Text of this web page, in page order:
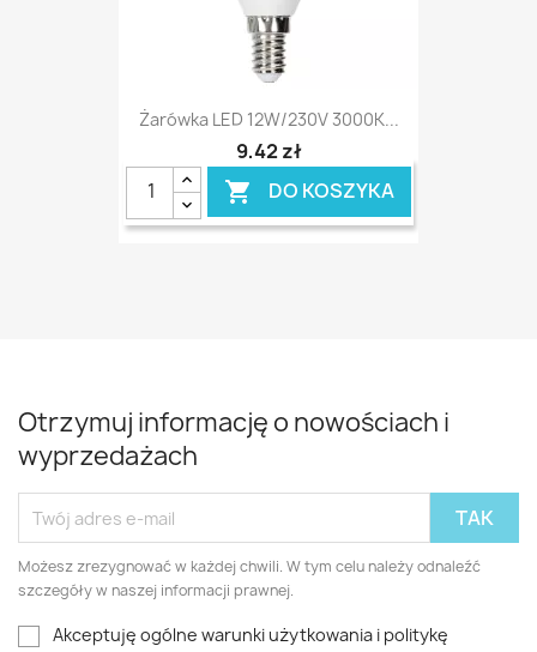
Żarówka LED 12W/230V 3000K...
9,42 zł
 DO KOSZYKA
Otrzymuj informację o nowościach i
wyprzedażach
Możesz zrezygnować w każdej chwili. W tym celu należy odnaleźć
szczegóły w naszej informacji prawnej.
Akceptuję ogólne warunki użytkowania i politykę